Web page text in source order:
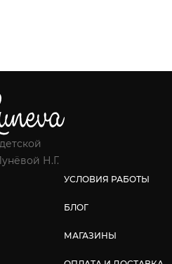
Н.Г.
УСЛОВИЯ РАБОТЫ
БЛОГ
МАГАЗИНЫ